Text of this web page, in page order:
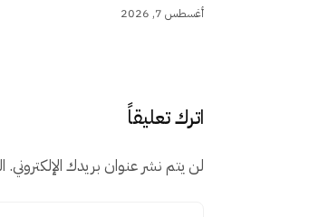
أغسطس 7, 2026
اترك تعليقاً
لن يتم نشر عنوان بريدك الإلكتروني.